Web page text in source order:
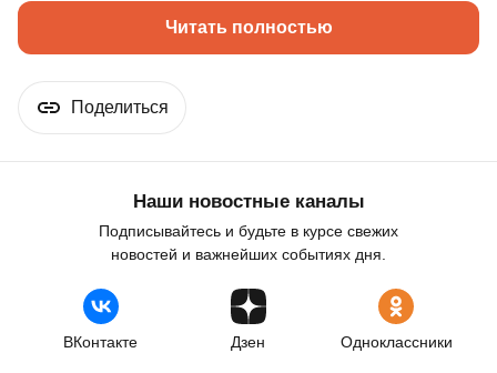
Читать полностью
Поделиться
Наши новостные каналы
Подписывайтесь и будьте в курсе свежих
новостей и важнейших событиях дня.
ВКонтакте Дзен Одноклассники